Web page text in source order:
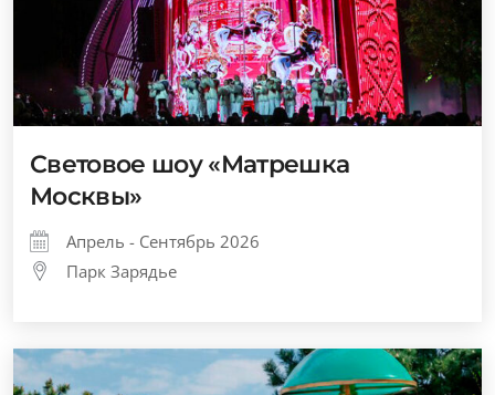
Световое шоу «Матрешка
Москвы»
Апрель - Сентябрь 2026
Парк Зарядье